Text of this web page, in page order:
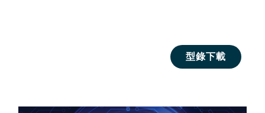
型錄下載